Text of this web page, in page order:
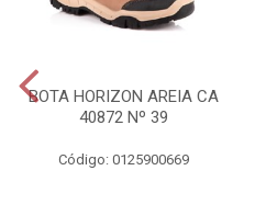
BOTA HORIZON AREIA CA
40872 Nº 39
Código: 0125900669